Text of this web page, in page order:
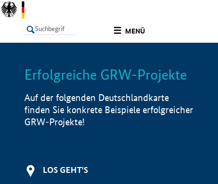
MENÜ
LISTE Info
Erfolgreiche GRW-Projekte
Auf der folgenden Deutschlandkarte
finden Sie konkrete Beispiele erfolgreicher
GRW-Projekte!
LOS GEHT'S